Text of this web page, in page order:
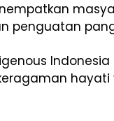
penguatan